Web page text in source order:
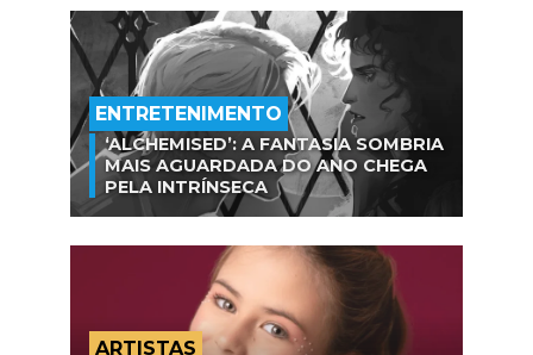
ENTRETENIMENTO
‘ALCHEMISED’: A FANTASIA SOMBRIA
MAIS AGUARDADA DO ANO CHEGA
PELA INTRÍNSECA
ARTISTAS